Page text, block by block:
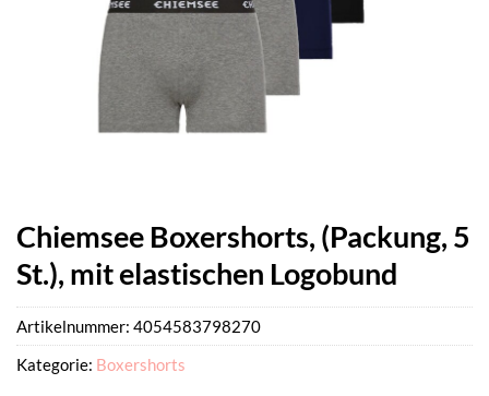
Chiemsee Boxershorts, (Packung, 5
St.), mit elastischen Logobund
Artikelnummer: 4054583798270
Kategorie: Boxershorts